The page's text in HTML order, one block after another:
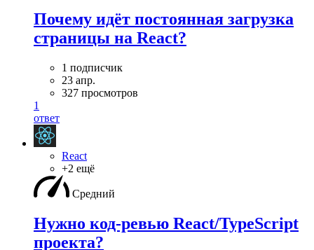
Почему идёт постоянная загрузка
страницы на React?
1 подписчик
23 апр.
327 просмотров
1
ответ
React
+2 ещё
Средний
Нужно код-ревью React/TypeScript
проекта?